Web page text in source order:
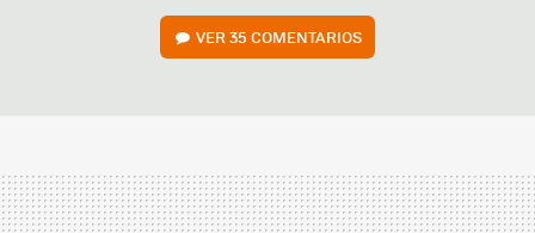
VER35 COMENTARIOS